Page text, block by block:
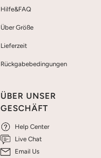
Hilfe&FAQ
Über Größe
Lieferzeit
Rückgabebedingungen
ÜBER UNSER
GESCHÄFT
Help Center
Live Chat
Email Us